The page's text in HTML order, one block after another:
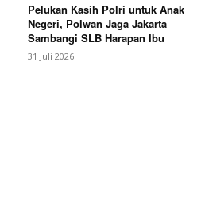
Pelukan Kasih Polri untuk Anak
Negeri, Polwan Jaga Jakarta
Sambangi SLB Harapan Ibu
31 Juli 2026